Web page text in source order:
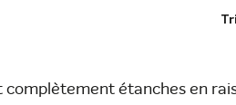
étanches en